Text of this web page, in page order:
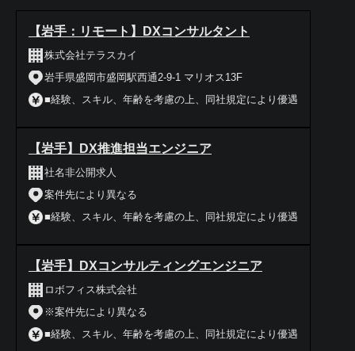
【岩手：リモート】DXコンサルタント
株式会社テラスカイ
岩手県盛岡市盛岡駅西通2-9-1 マリオス13F
■経験、スキル、年齢を考慮の上、同社規定により優遇
【岩手】DX推進担当エンジニア
社名非公開求人
案件先により異なる
■経験、スキル、年齢を考慮の上、同社規定により優遇
【岩手】DXコンサルティングエンジニア
ロボフィス株式会社
※案件先により異なる
■経験、スキル、年齢を考慮の上、同社規定により優遇